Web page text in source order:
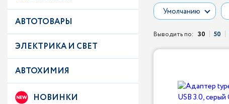
АВТОТОВАРЫ
ЭЛЕКТРИКА И СВЕТ
АВТОХИМИЯ
НОВИНКИ
Умолчанию
Выводить по: 30 50